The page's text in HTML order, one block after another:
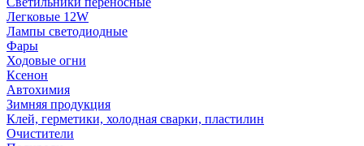
Легковые 12W
Лампы светодиодные
Фары
Ходовые огни
Ксенон
Автохимия
Зимняя продукция
Клей, герметики, холодная сварки, пластилин
Очистители